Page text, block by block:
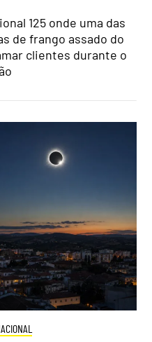
125 onde uma das
de frango assado do
clientes durante o